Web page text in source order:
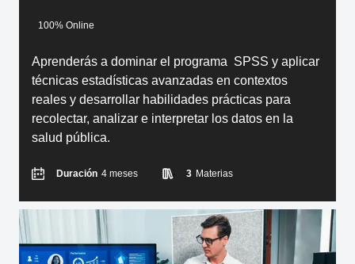
100% Online
Aprenderás a dominar el programa SPSS y aplicar
técnicas estadísticas avanzadas en contextos
reales y desarrollar habilidades prácticas para
recolectar, analizar e interpretar los datos en la
salud pública.
Duración 4 meses 3 Materias